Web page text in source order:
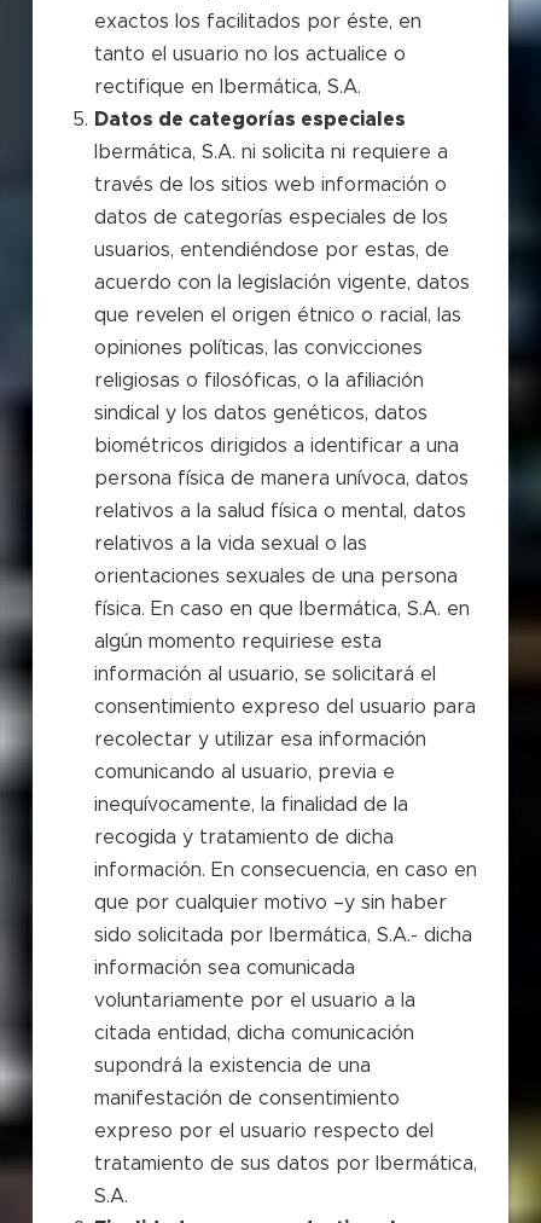
exactos los facilitados por éste, en
tanto el usuario no los actualice o
rectifique en Ibermática, S.A.
Datos de categorías especiales
Ibermática, S.A. ni solicita ni requiere a
través de los sitios web información o
datos de categorías especiales de los
usuarios, entendiéndose por estas, de
acuerdo con la legislación vigente, datos
que revelen el origen étnico o racial, las
opiniones políticas, las convicciones
religiosas o filosóficas, o la afiliación
sindical y los datos genéticos, datos
biométricos dirigidos a identificar a una
persona física de manera unívoca, datos
relativos a la salud física o mental, datos
relativos a la vida sexual o las
orientaciones sexuales de una persona
física. En caso en que Ibermática, S.A. en
algún momento requiriese esta
información al usuario, se solicitará el
consentimiento expreso del usuario para
recolectar y utilizar esa información
comunicando al usuario, previa e
inequívocamente, la finalidad de la
recogida y tratamiento de dicha
información. En consecuencia, en caso en
que por cualquier motivo –y sin haber
sido solicitada por Ibermática, S.A.- dicha
información sea comunicada
voluntariamente por el usuario a la
citada entidad, dicha comunicación
supondrá la existencia de una
manifestación de consentimiento
expreso por el usuario respecto del
tratamiento de sus datos por Ibermática,
S.A.